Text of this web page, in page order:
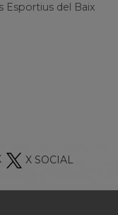
Esportius del Baix
X SOCIAL